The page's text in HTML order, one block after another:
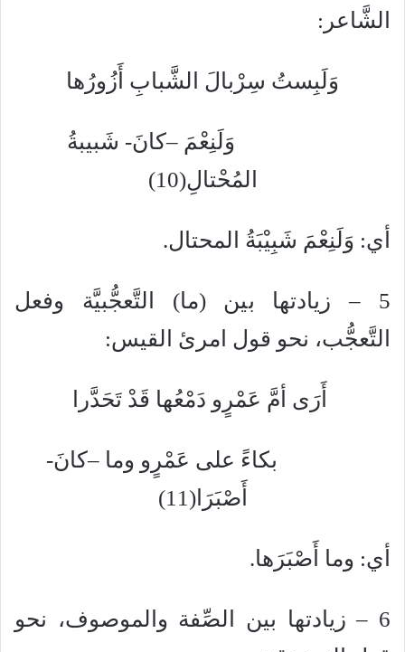
الشَّاعر:
وَلَبِستُ سِرْبالَ الشَّبابِ أَزُورُها
وَلَنِعْمَ –كانَ- شَبيبةُ
المُحْتالِ(10)
أي: وَلَنِعْمَ شَبِيْبَةُ المحتال.
5 – زيادتها بين (ما) التَّعجُّبيَّة وفعل
التَّعجُّب، نحو قول امرئ القيس:
أَرَى أمَّ عَمْرٍو دَمْعُها قَدْ تَحَدَّرا
بكاءً على عَمْرٍو وما –كانَ-
أَصْبَرَا(11)
أي: وما أَصْبَرَها.
6 – زيادتها بين الصِّفة والموصوف، نحو